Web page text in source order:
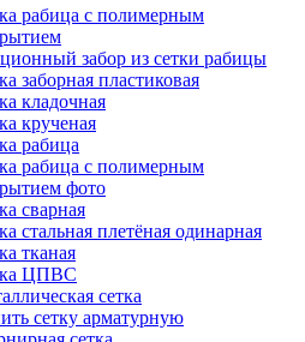
рабица с полимерным
забор из сетки рабицы
заборная пластиковая
кладочная
крученая
рабица
рабица с полимерным
фото
сварная
стальная плетёная одинарная
тканая
ЦПВС
сетка
сетку арматурную